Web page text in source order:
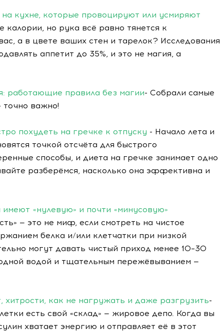
на кухне, которые провоцируют или усмиряют
калории, но рука всё равно тянется к
а в цвете ваших стен и тарелок? Исследования
аппетит до 35%, и это не магия, а
работающие правила без магии- Собрали самые
точно важно!
похудеть на гречке к отпуску - Начало лета и
точкой отсчёта для быстрого
способы, и диета на гречке занимает одно
разберёмся, насколько она эффективна и
«нулевую» и почти «минусовую»
— это не миф, если смотреть на чистое
белка и/или клетчатки при низкой
могут давать чистый приход менее 10–30
водой и тщательным пережёвыванием —
как не нагружать и даже разгрузить-
есть свой «склад» — жировое депо. Когда вы
хватает энергию и отправляет её в этот